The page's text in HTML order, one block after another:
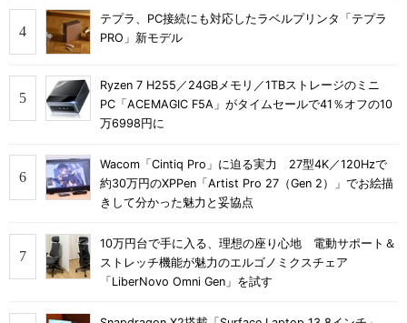
テプラ、PC接続にも対応したラベルプリンタ「テプラ
PRO」新モデル
Ryzen 7 H255／24GBメモリ／1TBストレージのミニ
PC「ACEMAGIC F5A」がタイムセールで41％オフの10
万6998円に
Wacom「Cintiq Pro」に迫る実力 27型4K／120Hzで
約30万円のXPPen「Artist Pro 27（Gen 2）」でお絵描
きして分かった魅力と妥協点
10万円台で手に入る、理想の座り心地 電動サポート＆
ストレッチ機能が魅力のエルゴノミクスチェア
「LiberNovo Omni Gen」を試す